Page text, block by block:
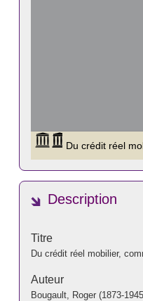
Description
Titre
Du crédit réel mobilier,
Auteur
Bougault, Roger (1873-